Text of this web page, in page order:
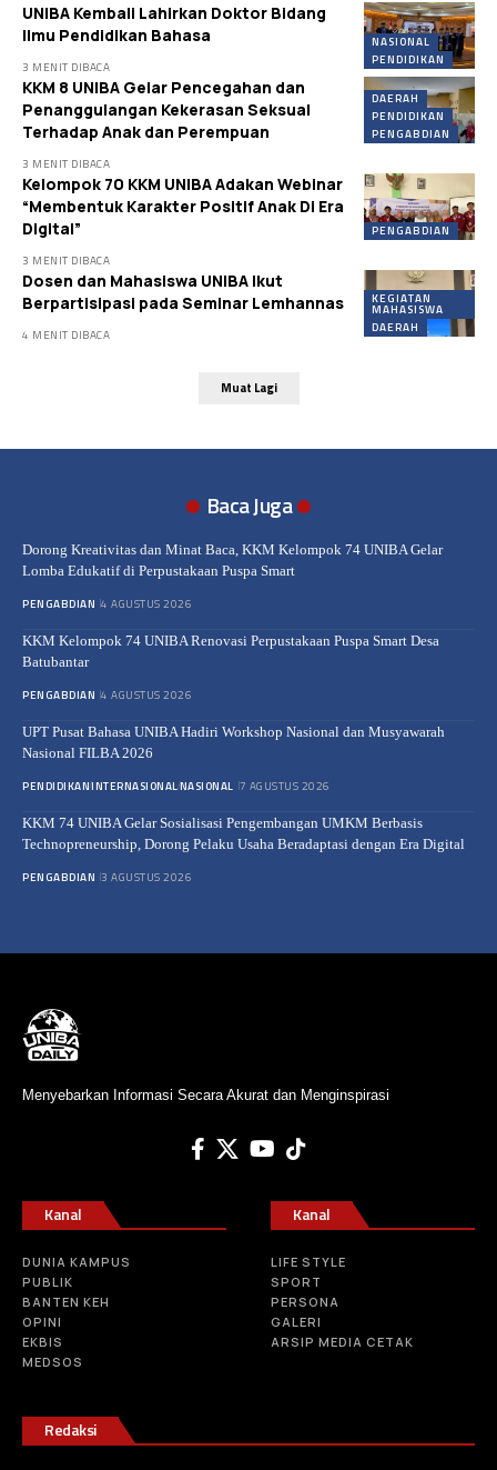
NASIONAL
PENDIDIKAN
UNIBA Kembali Lahirkan Doktor Bidang
Ilmu Pendidikan Bahasa
3 MENIT DIBACA
DAERAH
PENDIDIKAN
PENGABDIAN
KKM 8 UNIBA Gelar Pencegahan dan
Penanggulangan Kekerasan Seksual
Terhadap Anak dan Perempuan
3 MENIT DIBACA
PENGABDIAN
Kelompok 70 KKM UNIBA Adakan Webinar
“Membentuk Karakter Positif Anak Di Era
Digital”
3 MENIT DIBACA
KEGIATAN
MAHASISWA
DAERAH
Dosen dan Mahasiswa UNIBA Ikut
Berpartisipasi pada Seminar Lemhannas
4 MENIT DIBACA
Muat Lagi
Baca Juga
Dorong Kreativitas dan Minat Baca, KKM Kelompok 74 UNIBA Gelar
Lomba Edukatif di Perpustakaan Puspa Smart
PENGABDIAN 4 AGUSTUS 2026
KKM Kelompok 74 UNIBA Renovasi Perpustakaan Puspa Smart Desa
Batubantar
PENGABDIAN 4 AGUSTUS 2026
UPT Pusat Bahasa UNIBA Hadiri Workshop Nasional dan Musyawarah
Nasional FILBA 2026
PENDIDIKANINTERNASIONALNASIONAL 7 AGUSTUS 2026
KKM 74 UNIBA Gelar Sosialisasi Pengembangan UMKM Berbasis
Technopreneurship, Dorong Pelaku Usaha Beradaptasi dengan Era Digital
PENGABDIAN 3 AGUSTUS 2026
Menyebarkan Informasi Secara Akurat dan Menginspirasi
Kanal
DUNIA KAMPUS
PUBLIK
BANTEN KEH
OPINI
EKBIS
MEDSOS
Kanal
LIFE STYLE
SPORT
PERSONA
GALERI
ARSIP MEDIA CETAK
Redaksi